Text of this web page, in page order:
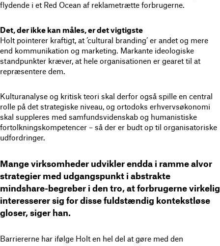
flydende i et Red Ocean af reklametrætte forbrugerne.
Det, der ikke kan måles, er det vigtigste
Holt pointerer kraftigt, at ’cultural branding’ er andet og mere
end kommunikation og marketing. Markante ideologiske
standpunkter kræver, at hele organisationen er gearet til at
repræsentere dem.
Kulturanalyse og kritisk teori skal derfor også spille en central
rolle på det strategiske niveau, og ortodoks erhvervsøkonomi
skal suppleres med samfundsvidenskab og humanistiske
fortolkningskompetencer – så der er budt op til organisatoriske
udfordringer.
Mange virksomheder udvikler endda i ramme alvor
strategier med udgangspunkt i abstrakte
mindshare-begreber i den tro, at forbrugerne virkelig
interesserer sig for disse fuldstændig kontekstløse
gloser, siger han.
Barriererne har ifølge Holt en hel del at gøre med den